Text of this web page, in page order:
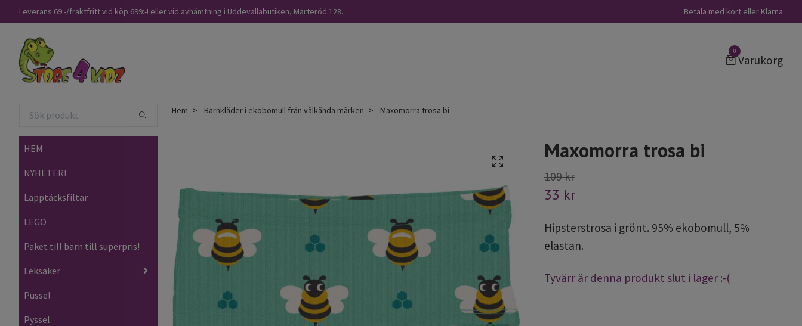
Leverans 69:-/fraktfritt vid köp 699:-! eller vid avhämtning i Uddevallabutiken, Marteröd 128. Betala med kort eller Klarna
0
Varukorg
HEM
NYHETER!
Lapptäcksfiltar
LEGO
Paket till barn till superpris!
Leksaker
Pussel
Pyssel
Hem Barnkläder i ekobomull från välkända märken Maxomorra trosa bi
Maxomorra trosa bi
109 kr
33 kr
Hipsterstrosa i grönt. 95% ekobomull, 5%
elastan.
Tyvärr är denna produkt slut i lager :-(